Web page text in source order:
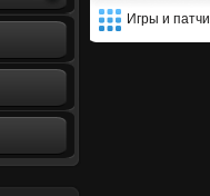
Игры и патчи